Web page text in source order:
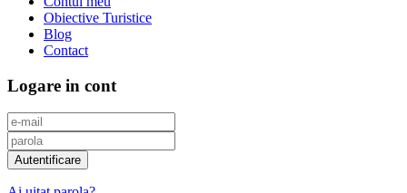
Obiective Turistice
Blog
Contact
Logare in cont